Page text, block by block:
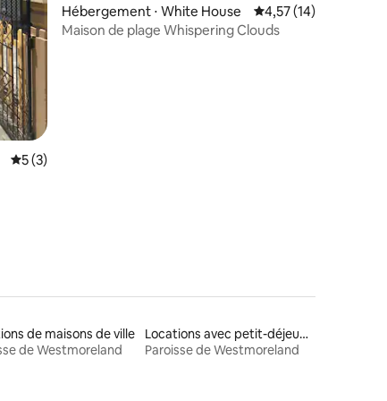
: 5 sur 5
Évaluation moyenne sur la base de 3 commentaires : 5 sur 5
5 (3)
Hébergement ⋅ White House Évaluation moyenne
4,57 (14)
Maison de plage Whispering Clouds
de maisons de ville
de Westmoreland
Locations avec petit-déjeuner
Paroisse de Westmoreland